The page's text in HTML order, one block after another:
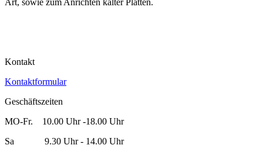
Kontakt
Kontaktformular
Geschäftszeiten
MO-Fr. 10.00 Uhr -18.00 Uhr
Sa 9.30 Uhr - 14.00 Uhr